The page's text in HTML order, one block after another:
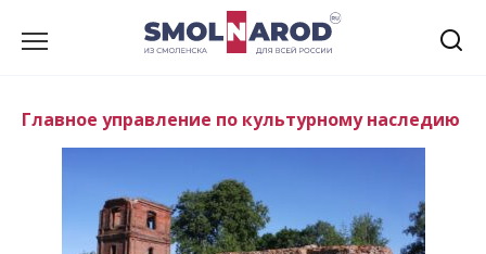
Главное управление по культурному наследию